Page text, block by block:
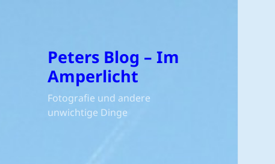
Peters Blog – Im
Amperlicht
Fotografie und andere
unwichtige Dinge